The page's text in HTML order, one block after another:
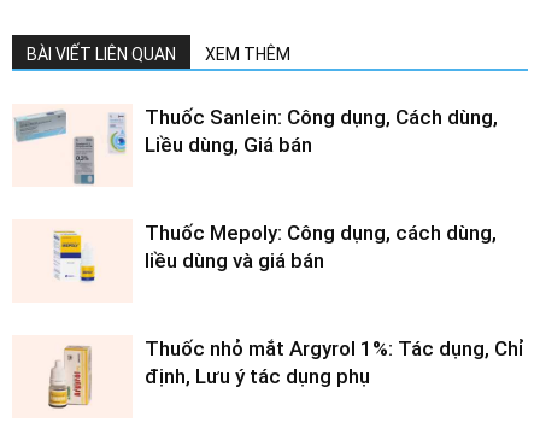
BÀI VIẾT LIÊN QUAN XEM THÊM
Thuốc Sanlein: Công dụng, Cách dùng,
Liều dùng, Giá bán
Thuốc Mepoly: Công dụng, cách dùng,
liều dùng và giá bán
Thuốc nhỏ mắt Argyrol 1%: Tác dụng, Chỉ
định, Lưu ý tác dụng phụ